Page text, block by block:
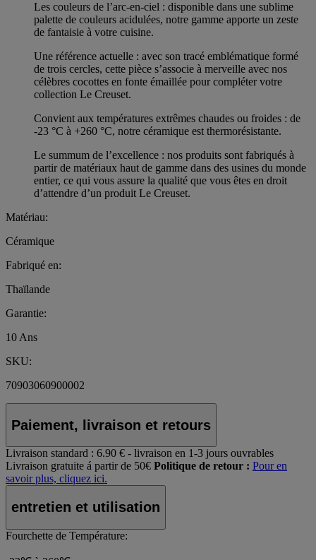
Les couleurs de l’arc-en-ciel : disponible dans une sublime
palette de couleurs acidulées, notre gamme apporte un zeste
de fantaisie à votre cuisine.
Une référence actuelle : avec son tracé emblématique formé
de trois cercles, cette pièce s’associe à merveille avec nos
célèbres cocottes en fonte émaillée pour compléter votre
collection Le Creuset.
Convient aux températures extrêmes chaudes ou froides : de
-23 °C à +260 °C, notre céramique est thermorésistante.
Le summum de l’excellence : nos produits sont fabriqués à
partir de matériaux haut de gamme dans des usines du monde
entier, ce qui vous assure la qualité que vous êtes en droit
d’attendre d’un produit Le Creuset.
Matériau:
Céramique
Fabriqué en:
Thaïlande
Garantie:
10 Ans
SKU:
70903060900002
Paiement, livraison et retours
Livraison standard : 6.90 € - livraison en 1-3 jours ouvrables
Livraison gratuite á partir de 50€ Politique de retour : Pour en
savoir plus, cliquez ici.
entretien et utilisation
Fourchette de Température: